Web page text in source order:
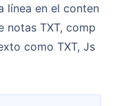
línea en el conten
notas TXT, comp
como TXT, Js